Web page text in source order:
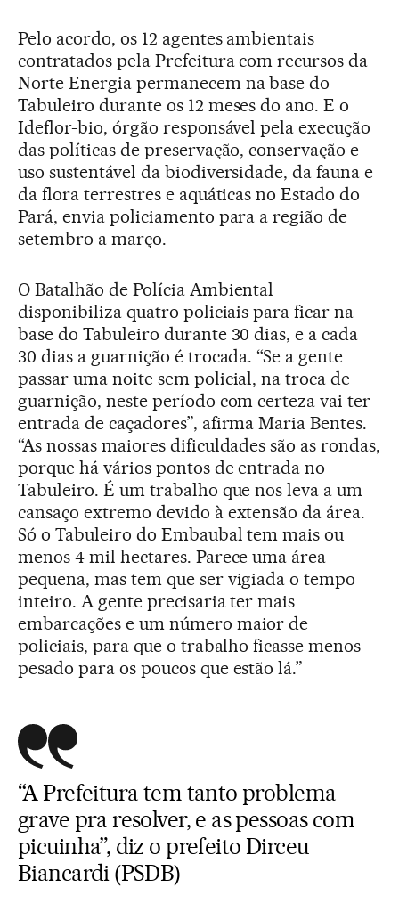
Pelo acordo, os 12 agentes ambientais
contratados pela Prefeitura com recursos da
Norte Energia permanecem na base do
Tabuleiro durante os 12 meses do ano. E o
Ideflor-bio, órgão responsável pela execução
das políticas de preservação, conservação e
uso sustentável da biodiversidade, da fauna e
da flora terrestres e aquáticas no Estado do
Pará, envia policiamento para a região de
setembro a março.
O Batalhão de Polícia Ambiental
disponibiliza quatro policiais para ficar na
base do Tabuleiro durante 30 dias, e a cada
30 dias a guarnição é trocada. “Se a gente
passar uma noite sem policial, na troca de
guarnição, neste período com certeza vai ter
entrada de caçadores”, afirma Maria Bentes.
“As nossas maiores dificuldades são as rondas,
porque há vários pontos de entrada no
Tabuleiro. É um trabalho que nos leva a um
cansaço extremo devido à extensão da área.
Só o Tabuleiro do Embaubal tem mais ou
menos 4 mil hectares. Parece uma área
pequena, mas tem que ser vigiada o tempo
inteiro. A gente precisaria ter mais
embarcações e um número maior de
policiais, para que o trabalho ficasse menos
pesado para os poucos que estão lá.”
“A Prefeitura tem tanto problema
grave pra resolver, e as pessoas com
picuinha”, diz o prefeito Dirceu
Biancardi (PSDB)